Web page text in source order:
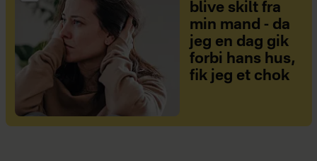
blive skilt fra
min mand - da
jeg en dag gik
forbi hans hus,
fik jeg et chok